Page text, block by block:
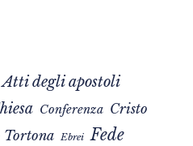
Atti degli apostoli
Conferenza Cristo
Tortona Ebrei Fede